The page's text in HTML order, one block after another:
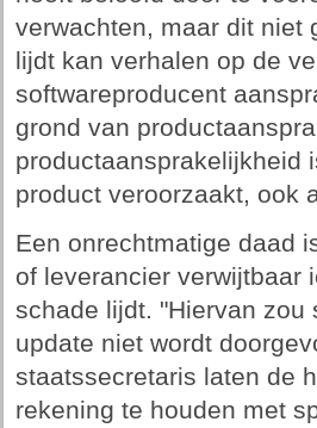
verwachten, maar dit niet
lijdt kan verhalen op de
softwareproducent
grond van
productaansprakelijkheid
product veroorzaakt, ook
Een onrechtmatige daad
of leverancier verwijtbaar
schade lijdt. "Hiervan
update niet wordt
staatssecretaris laten de
rekening te houden met